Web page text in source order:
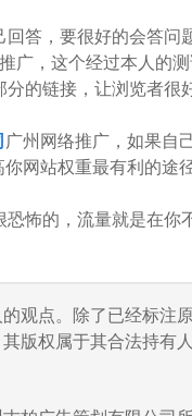
，要很好的会答问
，这个经过本人的
链接，让浏览者很
广州网络推广，如果自
网站权重最有利的途
怖的，流量就是在你
观点。除了已经标注
版权属于其合法持有